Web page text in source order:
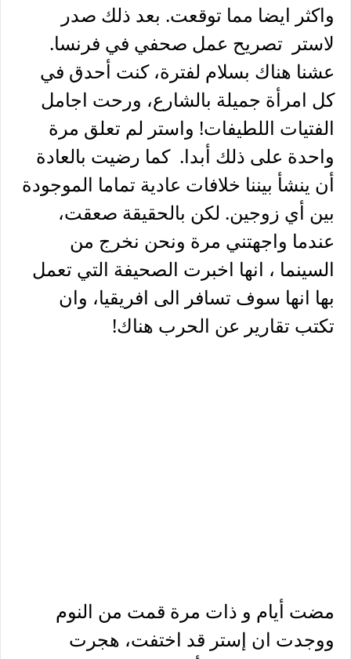
واكثر ايضا مما توقعت. بعد ذلك صدر
لاستر تصريح عمل صحفي في فرنسا.
عشنا هناك بسلام لفترة، كنت أحدق في
كل امرأة جميلة بالشارع، ورحت اجامل
الفتيات اللطيفات! واستر لم تعلق مرة
واحدة على ذلك أبدا. كما رضيت بالعادة
أن ينشأ بيننا خلافات عادية تماما الموجودة
بين أي زوجين. لكن بالحقيقة صعقت،
عندما واجهتني مرة ونحن نخرج من
السينما ، انها اخبرت الصحيفة التي تعمل
بها انها سوف تسافر الى افريقيا، وان
تكتب تقارير عن الحرب هناك!
مضت أيام و ذات مرة قمت من النوم
ووجدت ان إستر قد اختفت، هجرت